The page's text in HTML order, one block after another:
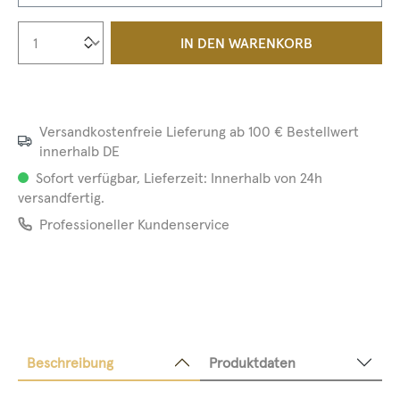
Produkt Anzahl: Gib den
IN DEN WARENKORB
Versandkostenfreie Lieferung ab 100 € Bestellwert
innerhalb DE
Sofort verfügbar, Lieferzeit: Innerhalb von 24h
versandfertig.
Professioneller Kundenservice
Beschreibung Produktdaten